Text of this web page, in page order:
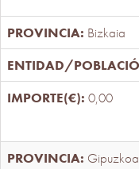
Bizkaia
0,00
Gipuzkoa